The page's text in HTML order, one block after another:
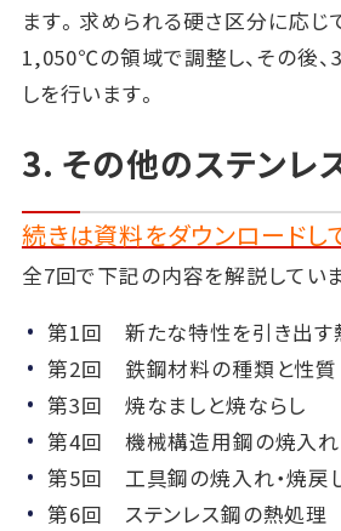
ます。求められる硬さ区分に応
1,050℃の領域で調整し、その後
しを行います。
3. その他のステンレ
続きは資料をダウンロードし
全7回で下記の内容を解説していま
第1回 新たな特性を引き出す
第2回 鉄鋼材料の種類と性質
第3回 焼なましと焼ならし
第4回 機械構造用鋼の焼入れ
第5回 工具鋼の焼入れ・焼戻
第6回 ステンレス鋼の熱処理